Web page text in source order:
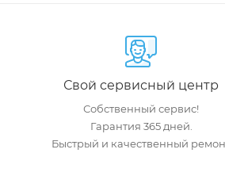
Свой сервисный центр
Собственный сервис!
Гарантия 365 дней.
Быстрый и качественный